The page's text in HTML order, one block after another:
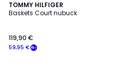
TOMMY HILFIGER
Baskets Court nubuck
59,95 €
119,90 €